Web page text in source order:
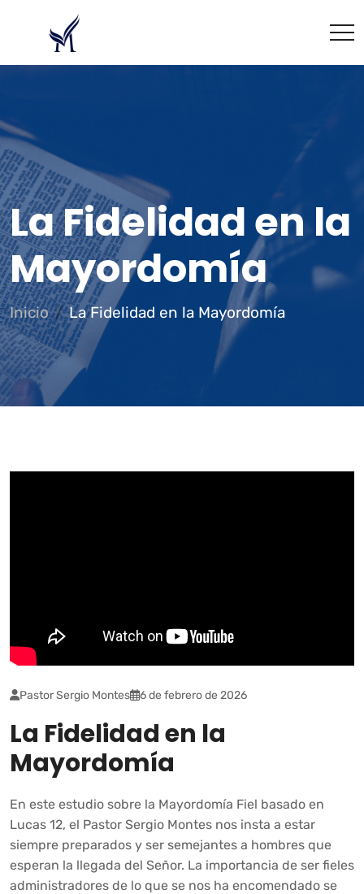
La Fidelidad en la
Mayordomía
Inicio La Fidelidad en la Mayordomía
Pastor Sergio Montes 6 de febrero de 2026
La Fidelidad en la
Mayordomía
En este estudio sobre la Mayordomía Fiel basado en
Lucas 12, el Pastor Sergio Montes nos insta a estar
siempre preparados y ser semejantes a hombres que
esperan la llegada del Señor. La importancia de ser fieles
administradores de lo que se nos ha encomendado se